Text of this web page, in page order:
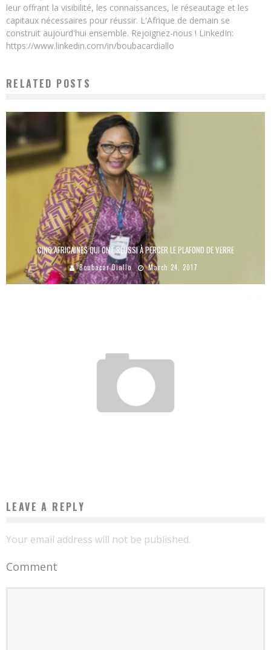
leur offrant la visibilité, les connaissances, le réseautage et les
capitaux nécessaires pour réussir. L'Afrique de demain se
construit aujourd'hui ensemble. Rejoignez-nous ! LinkedIn:
https://www.linkedin.com/in/boubacardiallo
RELATED POSTS
CINQ AFRICAINES QUI ONT RÉUSSI À PERCER LE PLAFOND DE VERRE
Boubacar Diallo March 24, 2017
LEAVE A REPLY
Your email address will not be published.
Comment